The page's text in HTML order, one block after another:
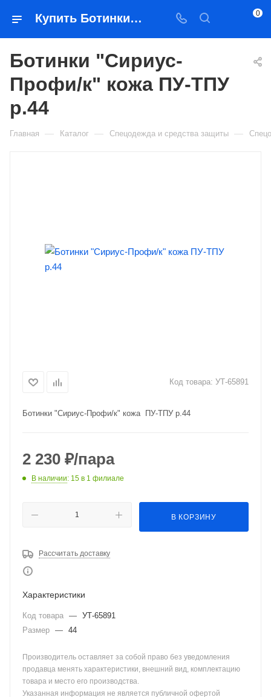
Купить Ботинки "Сириус-Профи/к" кожа ПУ-ТПУ р.44 в Якутске — цена, характеристики, подбор | Востоктехторг 0
Ботинки "Сириус-
Профи/к" кожа ПУ-ТПУ
р.44
Главная — Каталог — Спецодежда и средства защиты —
Код товара: УТ-65891
Ботинки "Сириус-Профи/к" кожа ПУ-ТПУ р.44
2 230 ₽/пара
В наличии: 15 в 1 филиале
В КОРЗИНУ
Рассчитать доставку
Характеристики
Код товара — УТ-65891
Размер — 44
Производитель оставляет за собой право без уведомления
продавца менять характеристики, внешний вид, комплектацию
товара и место его производства.
Указанная информация не является публичной офертой